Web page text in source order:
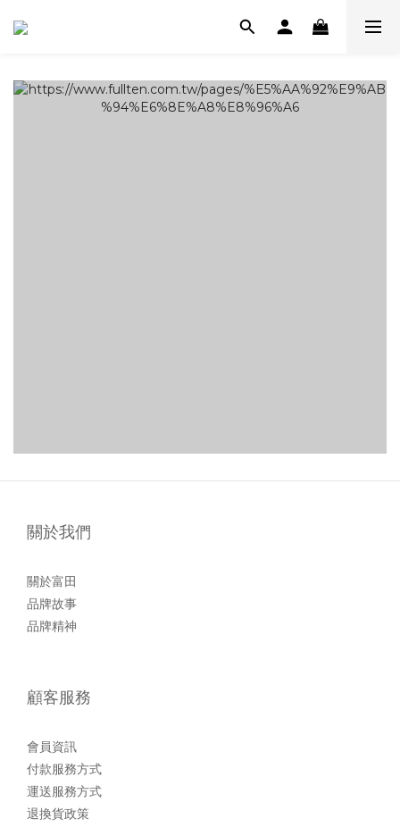
關於我們
關於富田
品牌故事
品牌精神
顧客服務
會員資訊
付款服務方式
運送服務方式
退換貨政策